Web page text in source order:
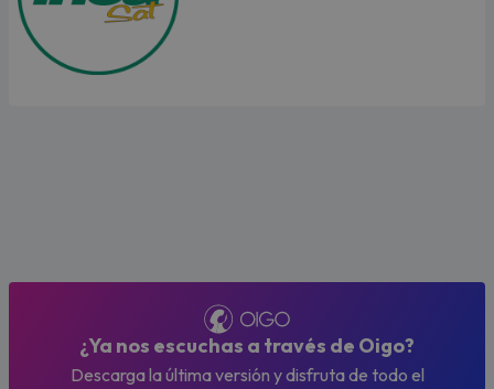
¿Ya nos escuchas a través de Oigo?
Descarga la última versión y disfruta de todo el